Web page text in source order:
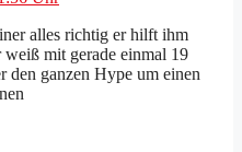
alles richtig er hilft ihm
mit gerade einmal 19
den ganzen Hype um einen